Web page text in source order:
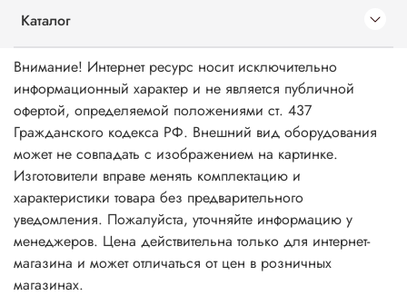
Каталог
Внимание! Интернет ресурс носит исключительно
информационный характер и не является публичной
офертой, определяемой положениями ст. 437
Гражданского кодекса РФ. Внешний вид оборудования
может не совпадать с изображением на картинке.
Изготовители вправе менять комплектацию и
характеристики товара без предварительного
уведомления. Пожалуйста, уточняйте информацию у
менеджеров. Цена действительна только для интернет-
магазина и может отличаться от цен в розничных
магазинах.